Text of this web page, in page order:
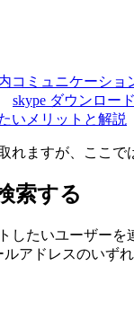
コミュニケーショ
skype ダウンロー
いメリットと解説
れますが、ここ
索する
したいユーザー
アドレスのいず